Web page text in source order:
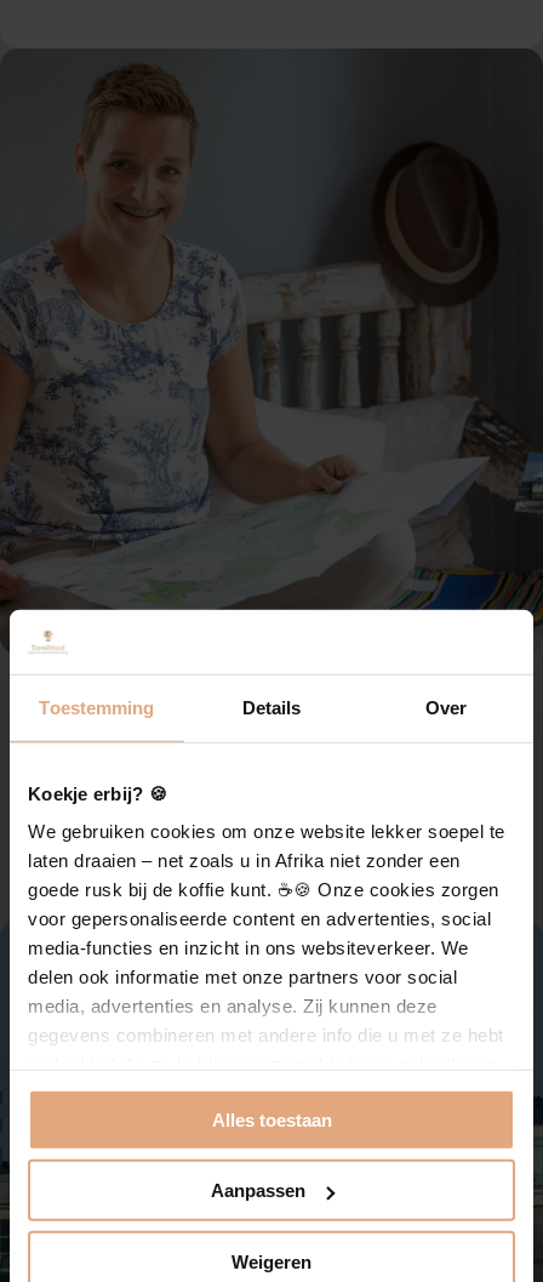
Toestemming Details Over
Koekje erbij? 🍪
We gebruiken cookies om onze website lekker soepel te
laten draaien – net zoals u in Afrika niet zonder een
goede rusk bij de koffie kunt. ☕️🍪 Onze cookies zorgen
voor gepersonaliseerde content en advertenties, social
media-functies en inzicht in ons websiteverkeer. We
delen ook informatie met onze partners voor social
media, advertenties en analyse. Zij kunnen deze
gegevens combineren met andere info die u met ze hebt
hun services. Klik op ‘Alles toestaan’ en geniet verder –
Alles toestaan
Aanpassen
Weigeren